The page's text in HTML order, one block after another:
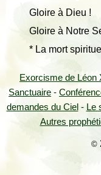
Gloire à Dieu !
Gloire à Notre
* La mort
Exorcisme de Léon
Sanctuaire -
demandes du Ciel - Le
Autres
©